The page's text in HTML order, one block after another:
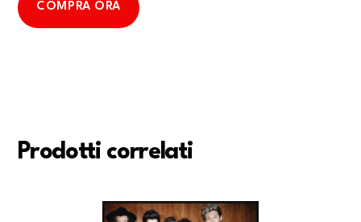
COMPRA ORA
Prodotti correlati